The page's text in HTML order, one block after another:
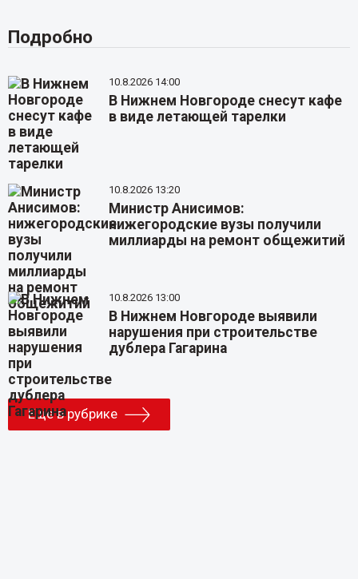
Подробно
10.8.2026 14:00
В Нижнем Новгороде снесут кафе
в виде летающей тарелки
10.8.2026 13:20
Министр Анисимов:
нижегородские вузы получили
миллиарды на ремонт общежитий
10.8.2026 13:00
В Нижнем Новгороде выявили
нарушения при строительстве
дублера Гагарина
Еще в рубрике